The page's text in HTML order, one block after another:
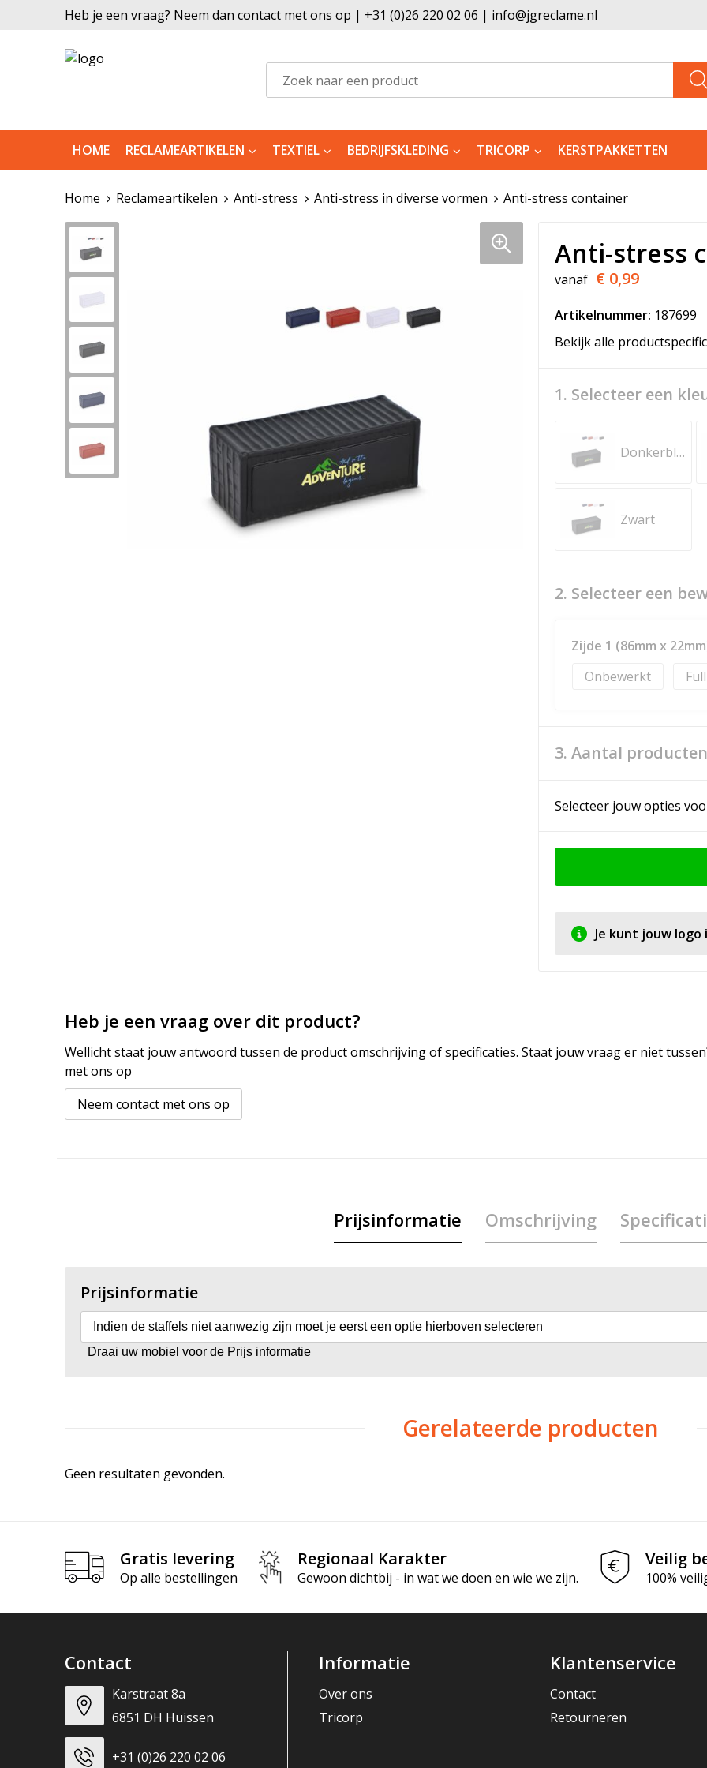
Heb je een vraag? Neem dan contact met ons op | +31 (0)26 220 02 06 | info@jgreclame.nl
HOME RECLAMEARTIKELEN TEXTIEL BEDRIJFSKLEDING TRICORP KERSTPAKKETTEN
Home Reclameartikelen Anti-stress Anti-stress in diverse vormen Anti-stress container
Anti-stress
vanaf € 0,99
Artikelnummer: 187699
Bekijk alle
1. Selecteer een
Donkerblauw
Zwart
2. Selecteer een
Zijde 1 (86mm x
Onbewerkt
3. Aantal producten
Selecteer jouw opties
Je kunt jouw
Heb je een vraag over dit product?
Wellicht staat jouw antwoord tussen de product omschrijving of specificaties. Staat jouw vraag er niet
met ons op
Neem contact met ons op
Prijsinformatie Omschrijving
Prijsinformatie
Indien de staffels niet aanwezig zijn moet je eerst een optie hierboven selecteren
Draai uw mobiel voor de Prijs informatie
Gerelateerde producten
Geen resultaten gevonden.
Gratis levering
Op alle bestellingen
Regionaal Karakter
Gewoon dichtbij - in wat we doen en wie we zijn.
Veilig
100%
Contact
Karstraat 8a
6851 DH Huissen
+31 (0)26 220 02 06
Informatie
Over ons
Tricorp
Klantenservice
Contact
Retourneren